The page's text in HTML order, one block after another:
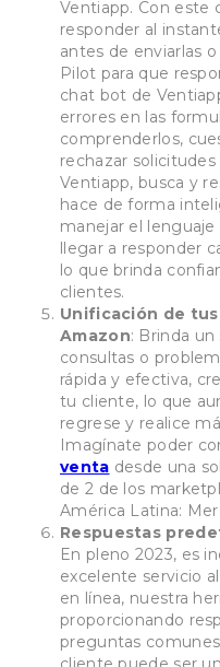
Ventiapp. Con
responder al
antes de enviarlas
Pilot para que
chat bot de
errores en las
comprenderlos,
rechazar
Ventiapp, busca y
hace de forma
manejar el
llegar a responder
lo que brinda
clientes.
Unificación de
Amazon: Brinda
consultas o
rápida y efectiva,
tu cliente, lo que
regrese y realice
Imagínate poder
venta desde una
de 2 de los
América Latina:
Respuestas
En pleno 2023, es
excelente servicio
en línea, nuestra
proporcionando
preguntas